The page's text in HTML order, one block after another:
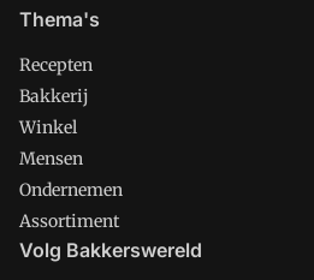
Thema's
Recepten
Bakkerij
Winkel
Mensen
Ondernemen
Assortiment
Volg Bakkerswereld